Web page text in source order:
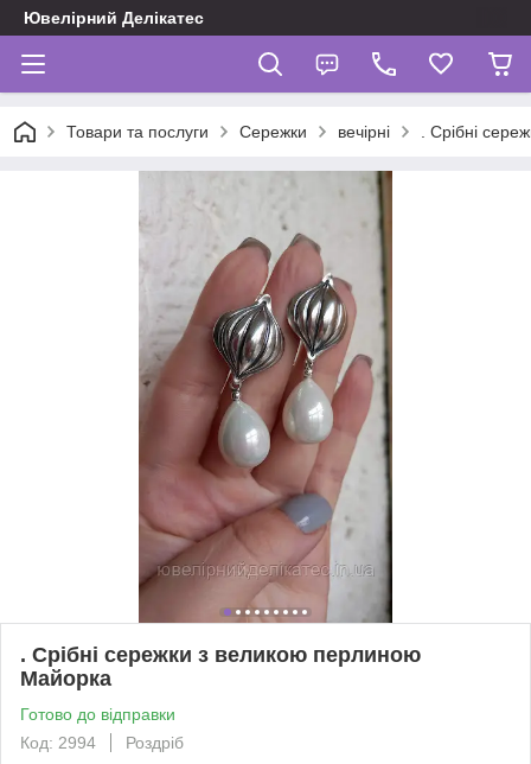
Ювелірний Делікатес
Товари та послуги Сережки вечірні . Срібні
. Срібні сережки з великою перлиною
Майорка
Готово до відправки
Код: 2994
Роздріб